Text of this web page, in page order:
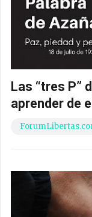
Las “tres P”
aprender de